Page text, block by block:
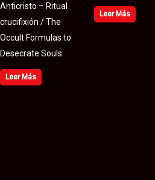
Anticristo – Ritual
crucifixión / The
Occult Formulas to
Desecrate Souls
Leer Más
Leer Más